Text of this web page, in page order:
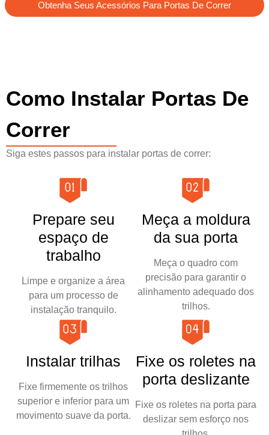
Obtenha Seus Acessórios Para Portas De Correr
Como Instalar Portas De
Correr
Siga estes passos para instalar portas de correr:
Prepare seu
espaço de
trabalho
Limpe e organize a área
para um processo de
instalação tranquilo.
Meça a moldura
da sua porta
Meça o quadro com
precisão para garantir o
alinhamento adequado dos
trilhos.
Instalar trilhas
Fixe firmemente os trilhos
superior e inferior para um
movimento suave da porta.
Fixe os roletes na
porta deslizante
Fixe os roletes na porta para
deslizar sem esforço nos